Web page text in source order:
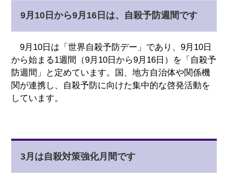
9月10日から9月16日は、自殺予防週間です
9月10日は「世界自殺予防デー」であり、9月10日
から始まる1週間（9月10日から9月16日）を「自殺予
防週間」と定めています。国、地方自治体や関係機
関が連携し、自殺予防に向けた集中的な啓発活動を
しています。
3月は自殺対策強化月間です